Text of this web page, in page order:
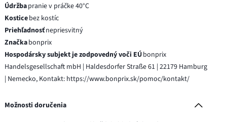
Údržbapranie v práčke 40°C
Kosticebez kostíc
Priehľadnosťnepriesvitný
Značkabonprix
Hospodársky subjekt je zodpovedný voči EÚbonprix
Handelsgesellschaft mbH | Haldesdorfer Straße 61 | 22179 Hamburg
| Nemecko, Kontakt: https://www.bonprix.sk/pomoc/kontakt/
Možnosti doručenia